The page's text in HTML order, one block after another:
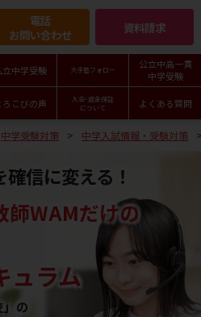
電話
お問い合わせ
資料請求
立中学受験 大手塾フォロー
公立中高一貫
中学受験
ろこびの声
入会･返金保証
について
よくある質問
中学受験対策 中学入試情報・受験対策
信に変える！
師WAMだけの
ュラム
の